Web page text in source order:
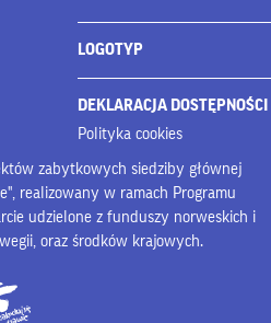
LOGOTYP
DEKLARACJA DOSTĘPNOŚCI
Polityka cookies
zabytkowych siedziby głównej
realizowany w ramach Programu
udzielone z funduszy norweskich i
oraz środków krajowych.